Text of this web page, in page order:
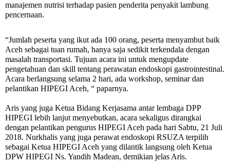
manajemen nutrisi terhadap pasien penderita penyakit lambung
pencernaan.
“Jumlah peserta yang ikut ada 100 orang, peserta menyambut baik
Aceh sebagai tuan rumah, hanya saja sedikit terkendala dengan
masalah transportasi. Tujuan acara ini untuk mengupdate
pengetahuan dan skill tentang perawatan endoskopi gastrointestinal.
Acara berlangsung selama 2 hari, ada workshop, seminar dan
pelantikan HIPEGI Aceh, “ paparnya.
Aris yang juga Ketua Bidang Kerjasama antar lembaga DPP
HIPEGI lebih lanjut menyebutkan, acara sekaligus dirangkai
dengan pelantikan pengurus HIPEGI Aceh pada hari Sabtu, 21 Juli
2018. Nurkhalis yang juga perawat endoskopi RSUZA terpilih
sebagai Ketua HIPEGI Aceh yang dilantik langsung oleh Ketua
DPW HIPEGI Ns. Yandih Madean, demikian jelas Aris.